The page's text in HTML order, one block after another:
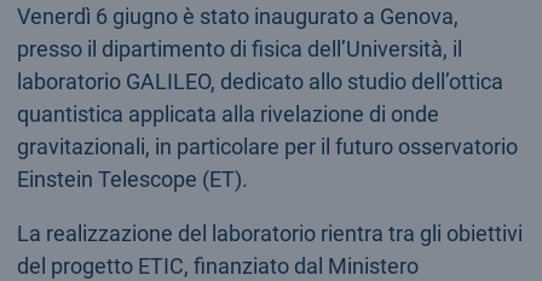
Venerdì 6 giugno è stato inaugurato a Genova,
presso il dipartimento di fisica dell’Università, il
laboratorio GALILEO, dedicato allo studio dell’ottica
quantistica applicata alla rivelazione di onde
gravitazionali, in particolare per il futuro osservatorio
Einstein Telescope (ET).
La realizzazione del laboratorio rientra tra gli obiettivi
del progetto ETIC, finanziato dal Ministero